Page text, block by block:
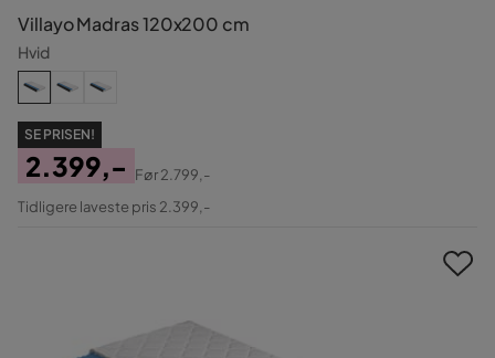
Villayo Madras 120x200 cm
Hvid
SE PRISEN!
Pris
2.399,-
Original
Før2.799,-
Tidligere laveste pris 2.399,-